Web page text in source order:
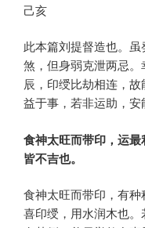
己亥
此本篇刘提督造也。
煞，但身弱克泄两忌
辰，印绶比劫相连，
益于事，若非运助，安
食神太旺而带印，运
皆不吉也。
食神太旺而带印，有
喜印绶，用水润木也